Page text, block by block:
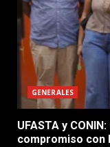
GENERALES
UFASTA y
compromiso con